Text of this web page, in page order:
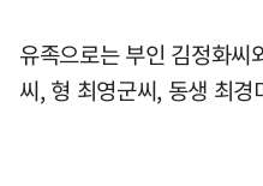
유족으로는 부인 김정화씨
씨, 형 최영군씨, 동생 최경